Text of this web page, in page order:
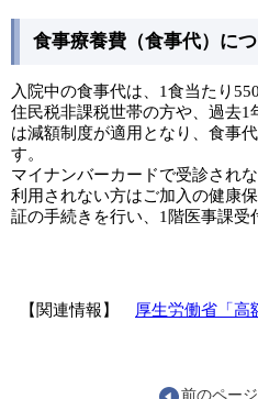
食事療養費（食事代）に
入院中の食事代は、1食当たり
住民税非課税世帯の方や、過去1
は減額制度が適用となり、食事
す。
マイナンバーカードで受診され
利用されない方はご加入の健康
証の手続きを行い、1階医事課受
【関連情報】
厚生労働省「高
前のペー